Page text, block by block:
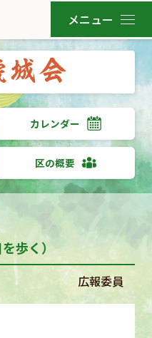
カレンダー
区の概要
歩く）
広報委員